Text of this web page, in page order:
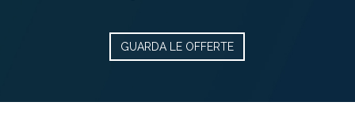
GUARDA LE OFFERTE